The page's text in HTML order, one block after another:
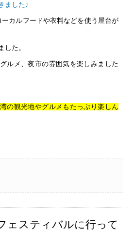
ました♪
ーカルフードや衣料などを使う屋台が
した。
ルメ、夜市の雰囲気を楽しみました
の観光地やグルメもたっぷり楽しん
ェスティバルに行って